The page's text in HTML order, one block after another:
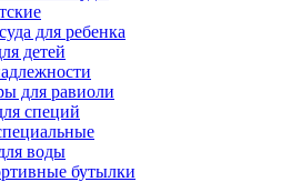
для ребенка
детей
для равиоли
специй
воды
бутылки